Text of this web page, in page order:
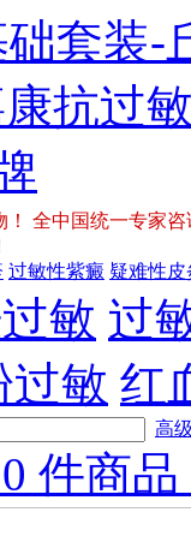
全中国统一专家咨
过敏性紫癜 疑难性皮
敏 过
过敏 红
高
件商